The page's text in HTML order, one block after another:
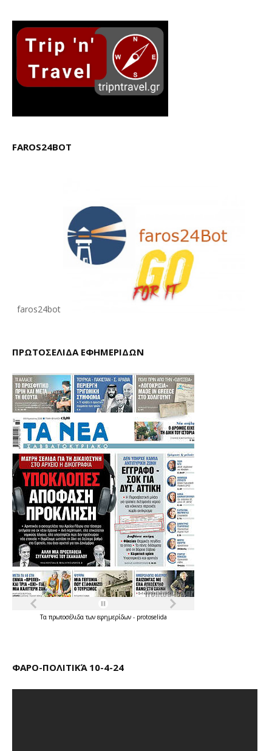
FAROS24BOT
faros24bot
ΠΡΩΤΟΣΕΛΙΔΑ ΕΦΗΜΕΡΙΔΩΝ
Τα πρωτοσέλιδατων εφημερίδων - protoselida
ΦΑΡΟ-ΠΟΛΙΤΙΚΆ 10-4-24